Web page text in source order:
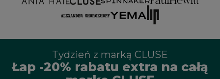
Tydzień z marką CLUSE
Łap -20% rabatu extra na całą